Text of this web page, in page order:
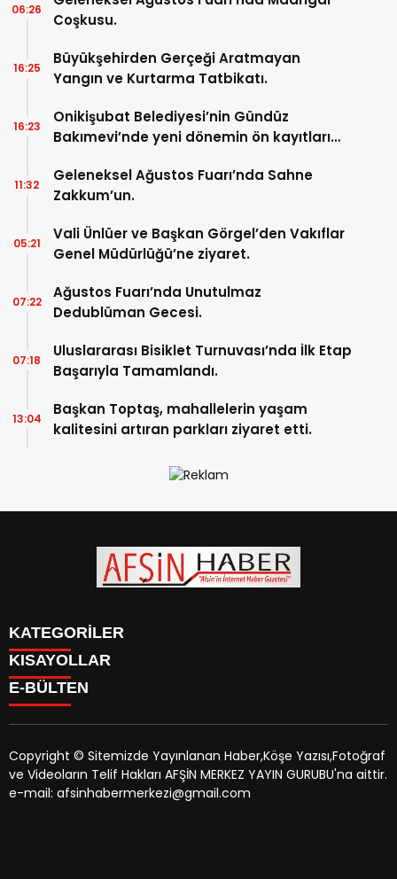
Coşkusu.
06:26
Büyükşehirden Gerçeği Aratmayan
Yangın ve Kurtarma Tatbikatı.
16:25
Onikişubat Belediyesi’nin Gündüz
Bakımevi’nde yeni dönemin ön kayıtları
16:23
Geleneksel Ağustos Fuarı’nda Sahne
Zakkum’un.
11:32
Vali Ünlüer ve Başkan Görgel’den Vakıflar
Genel Müdürlüğü’ne ziyaret.
05:21
Ağustos Fuarı’nda Unutulmaz
Dedublüman Gecesi.
07:22
Uluslararası Bisiklet Turnuvası’nda İlk Etap
Başarıyla Tamamlandı.
07:18
Başkan Toptaş, mahallelerin yaşam
kalitesini artıran parkları ziyaret etti.
13:04
KATEGORİLER
SİYASET
EĞİTİM
MAGAZİN
MANŞETLER
ÖZEL HABER
KISAYOLLAR
SİYASET
EĞİTİM
KÜLTÜR SANAT
MAGAZİN
MANŞETLER
E-BÜLTEN
afsinhaber.com e-bültenine abone olarak, tarafınıza haber,
duyuru ve kampanya içerikli e-postaların gönderilmesini
Copyright © Sitemizde Yayınlanan Haber,Köşe Yazısı,Fotoğraf
ve Videoların Telif Hakları AFŞİN MERKEZ YAYIN GURUBU'na aittir.
e-mail: afsinhabermerkezi@gmail.com